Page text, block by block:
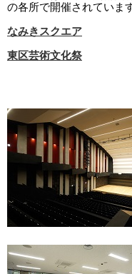
の各所で開催されていま
なみきスクエア
東区芸術文化祭